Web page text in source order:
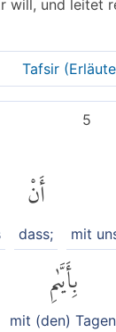
will, und leitet
Tafsir
5
mit
أَنْ
dass;
بِأَيَّىٰمِ
mit (den) Tagen